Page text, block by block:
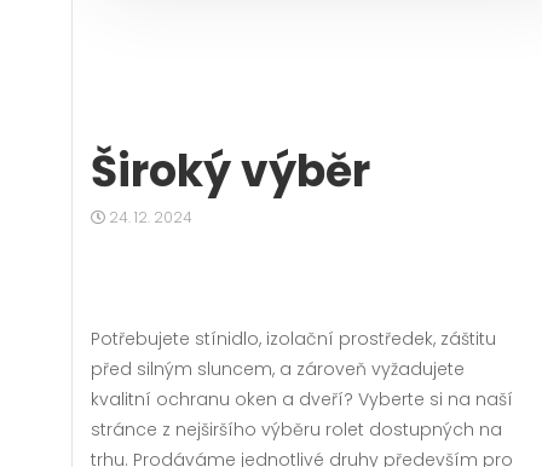
Široký výběr
24. 12. 2024
Potřebujete stínidlo, izolační prostředek, záštitu
před silným sluncem, a zároveň vyžadujete
kvalitní ochranu oken a dveří? Vyberte si na naší
stránce z nejširšího výběru rolet dostupných na
trhu. Prodáváme jednotlivé druhy především pro